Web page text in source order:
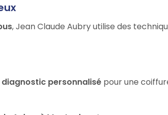
, Jean Claude Aubry utilise des
diagnostic personnalisé pour une